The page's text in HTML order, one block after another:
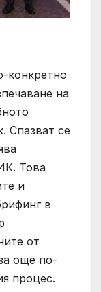
конкретно
на
Спазват се
Това
и
в
от
още по-
процес.